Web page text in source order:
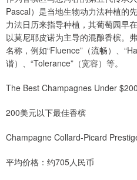
Pascal）是当地生物动力法种植的
力法日历来指导种植，其葡萄园早
以莫尼耶皮诺为主导的混酿香槟。
名称，例如“Fluence”（流畅）、
谐）、“Tolerance”（宽容）等。
The Best Champagnes Under $200
200美元以下最佳香槟
Champagne Collard-Picard
平均价格：约705人民币